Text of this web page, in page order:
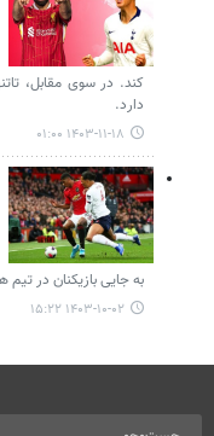
کند. در سوی مقابل،
دارد.
۱۴۰۳-۱۱-۱۸ ۰۱:۰۰
به جایی بازیکنان در
۱۴۰۳-۱۰-۰۲ ۱۵:۲۲